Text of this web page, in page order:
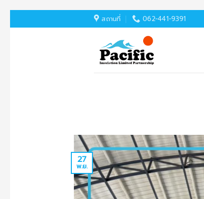
ไป
สถานที่ 062-441-9391
27
พ.ย.